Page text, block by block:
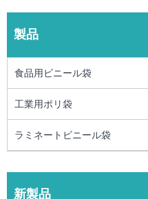
製品
食品用ビニール袋
工業用ポリ袋
ラミネートビニール袋
新製品